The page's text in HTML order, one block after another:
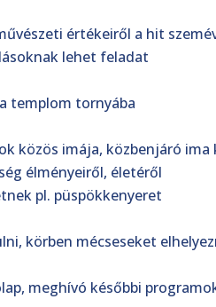
értékeiről a hit
lehet feladat
templom tornyába
közös imája, közbenjáró ima
élményeiről, életéről
pl. püspökkenyeret
körben mécseseket
meghívó későbbi